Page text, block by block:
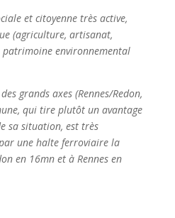
et citoyenne très active,
(agriculture, artisanat,
environnemental
grands axes (Rennes/Redon,
qui tire plutôt un avantage
sa situation, est très
une halte ferroviaire la
en 16mn et à Rennes en